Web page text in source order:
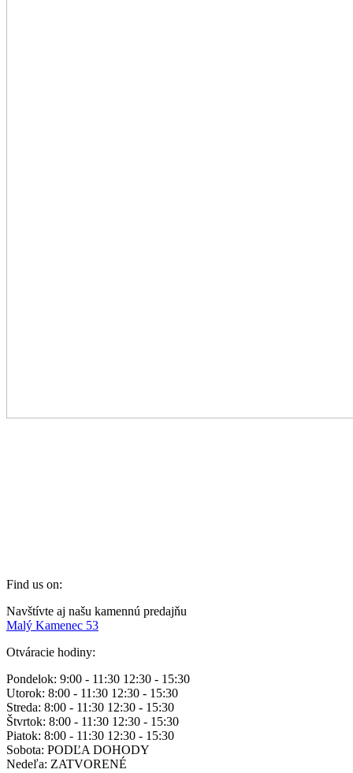
Find us on:
Facebook
page
in
window
Navštívte aj našu kamennú predajňu
Malý Kamenec 53
Otváracie hodiny:
Pondelok: 9:00 - 11:30 12:30 - 15:30
Utorok: 8:00 - 11:30 12:30 - 15:30
Streda: 8:00 - 11:30 12:30 - 15:30
Štvrtok: 8:00 - 11:30 12:30 - 15:30
Piatok: 8:00 - 11:30 12:30 - 15:30
Sobota: PODĽA DOHODY
Nedeľa: ZATVORENÉ